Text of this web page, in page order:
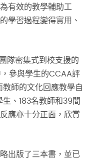
有效的教學輔助工
學習過程變得實用、
隊密集式到校支援的
參與學生的CCAA評
師的文化回應教學自
、183名教師和39間
應亦十分正面，欣賞
出版了三本書，並已